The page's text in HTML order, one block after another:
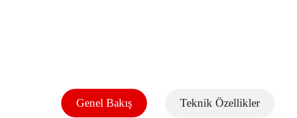
Genel Bakış Teknik Özellikler